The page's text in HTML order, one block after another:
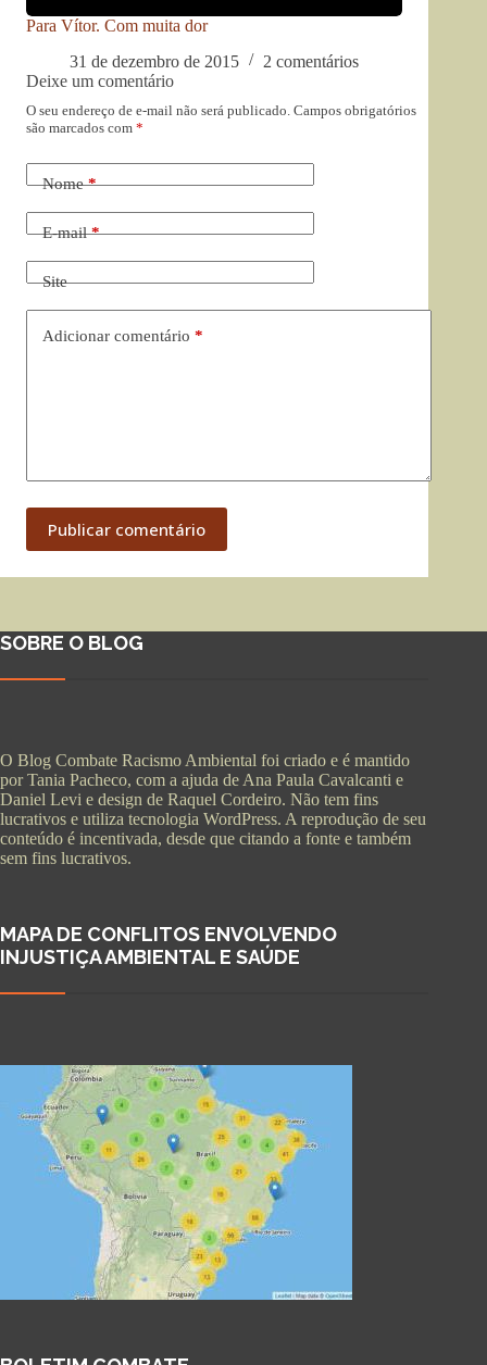
Para Vítor. Com muita dor
31 de dezembro de 2015
2 comentários
Deixe um comentário
O seu endereço de e-mail não será publicado. Campos obrigatórios
são marcados com *
Nome*
E-mail*
Site
Adicionar comentário *
Publicar comentário
SOBRE O BLOG
O Blog Combate Racismo Ambiental foi criado e é mantido
por Tania Pacheco, com a ajuda de Ana Paula Cavalcanti e
Daniel Levi e design de Raquel Cordeiro. Não tem fins
lucrativos e utiliza tecnologia WordPress. A reprodução de seu
conteúdo é incentivada, desde que citando a fonte e também
sem fins lucrativos.
MAPA DE CONFLITOS ENVOLVENDO
INJUSTIÇA AMBIENTAL E SAÚDE